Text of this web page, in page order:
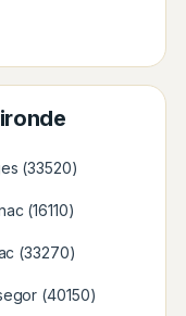
(33520)
(16110)
(33270)
(40150)